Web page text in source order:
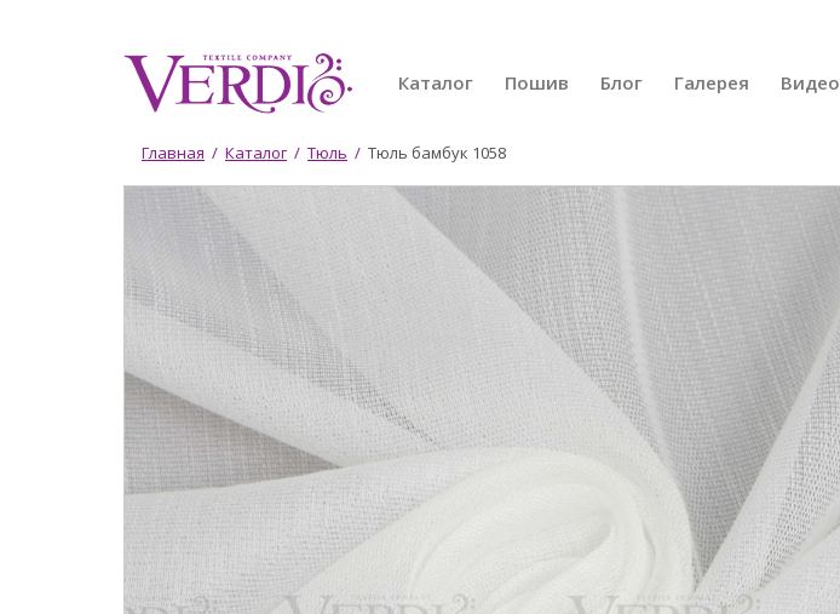
Каталог Пошив Блог Галерея Видео
Вы
здесь
Главная / Каталог / Тюль / Тюль бамбук 1058